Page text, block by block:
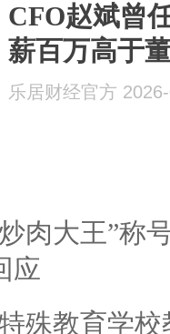
CFO赵斌曾
薪百万高于
乐居财经官方
肉大王”称
应
殊教育学